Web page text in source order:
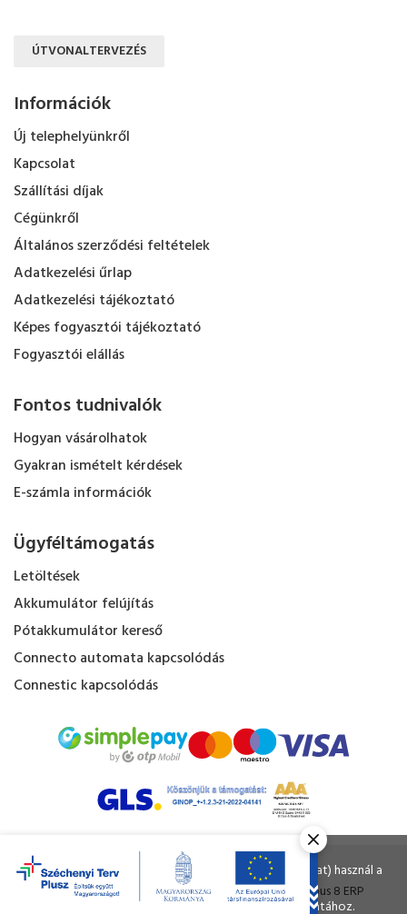
ÚTVONALTERVEZÉS
Információk
Új telephelyünkről
Kapcsolat
Szállítási díjak
Cégünkről
Általános szerződési feltételek
Adatkezelési űrlap
Adatkezelési tájékoztató
Képes fogyasztói tájékoztató
Fogyasztói elállás
Fontos tudnivalók
Hogyan vásárolhatok
Gyakran ismételt kérdések
E-számla információk
Ügyféltámogatás
Letöltések
Akkumulátor felújítás
Pótakkumulátor kereső
Connecto automata kapcsolódás
Connestic kapcsolódás
Kapacitás Kft. © Minden jog fenntartva.
Tervezte és készítette:Vision-Software, azOctopus 8 ERP
forgalmazója.
Ahogy a legtöbb weboldal, a miénk is sütiket (cookie-kat) használ a
nagyobb felhasználói élmény érdekében.
A böngészés folytatásával Ön hozzájárul a sütik használatához.